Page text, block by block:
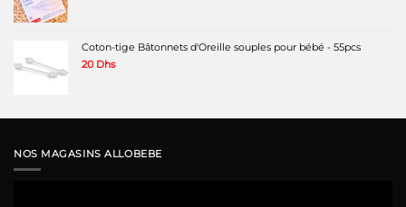
Coton-tige Bâtonnets d'Oreille souples pour bébé - 55pcs
20 Dhs
NOS MAGASINS ALLOBEBE